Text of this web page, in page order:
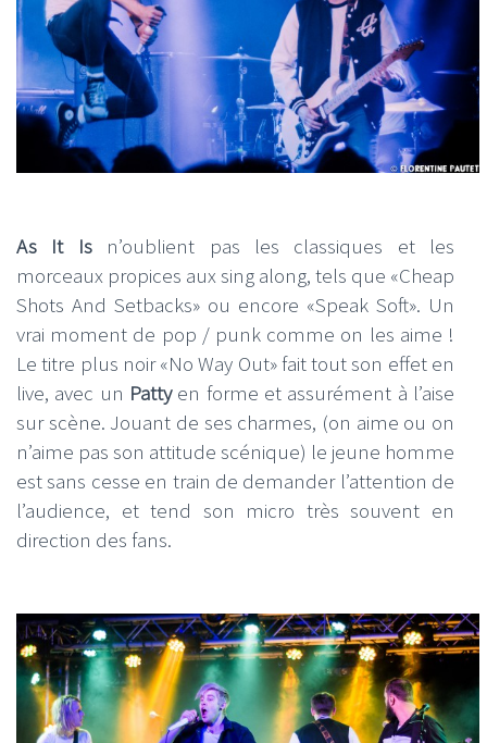
As It Isn’oublient pas les classiques et les
morceaux propices aux sing along, tels que «Cheap
Shots And Setbacks» ou encore «Speak Soft». Un
vrai moment de pop / punk comme on les aime !
Le titre plus noir «No Way Out» fait tout son effet en
live, avec un Pattyen forme et assurément à l’aise
sur scène. Jouant de ses charmes, (on aime ou on
n’aime pas son attitude scénique) le jeune homme
est sans cesse en train de demander l’attention de
l’audience, et tend son micro très souvent en
direction des fans.